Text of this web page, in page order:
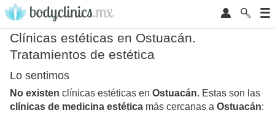
Clínicas estéticas en Ostuacán.
Tratamientos de estética
Lo sentimos
No existen clínicas estéticas en Ostuacán. Estas son las
clínicas de medicina estética más cercanas a Ostuacán: